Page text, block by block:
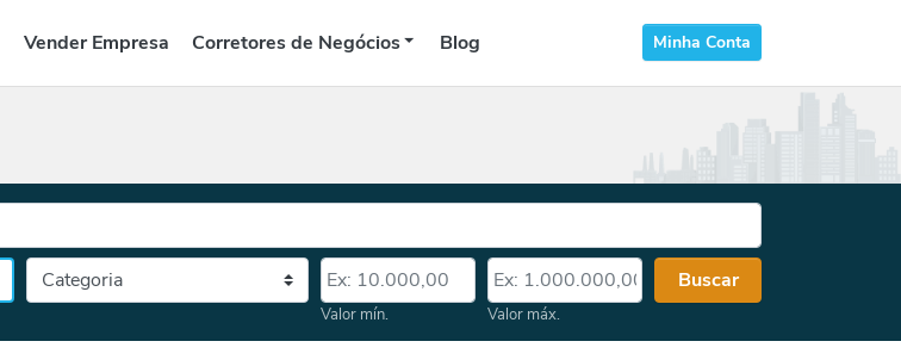
Vender Empresa Corretores de Negócios Blog Minha Conta
Categoria Valor mín.
Valor mín.
Valor máx.
Valor máx.
Buscar